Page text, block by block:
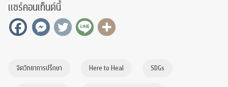
แชร์คอนเท็นต์นี้
จิตวิทยาการปรึกษา Here to Heal SDGs